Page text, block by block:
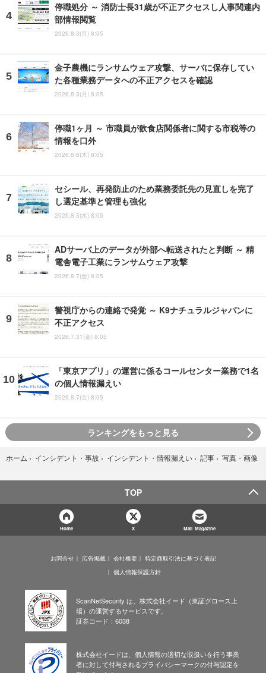
停職処分 ～ 消防士長31歳が不正アクセスし人事関連内
部情報閲覧
2026.8.3(月) 8:05
金子農機にランサムウェア攻撃、サーバに保存してい
た各種業務データへの不正アクセスを確認
2026.8.3(月) 8:05
停職1ヶ月 ～ 市職員が飲食店関係者に関する市税等の
情報を口外
2026.8.6(木) 8:05
セシール、再発防止のため業務委託先の見直しを完了
し選定基準と管理も強化
2026.8.5(水) 8:05
ADサーバ上のデータが外部へ転送されたと判断 ～ 精
電舎電子工業にランサムウェア攻撃
2026.8.7(金) 8:05
警視庁からの連絡で発覚 ～ K9ナチュラルジャパンに
不正アクセス
2026.7.31(金) 8:05
「東京アプリ」の運営に係るコールセンター業務で1名
の個人情報漏えい
2026.8.7(金) 8:05
ランキングをもっと見る
ホーム › インシデント・事故 › インシデント・情報漏えい › 記事 › 写真・画像
TOP
Home X Mail Magazine
お問合せ 広告掲載 会社概要
特定商取引法に基づく表記
個人情報保護方針
ScanNetSecurity は、株式会社イード（東証グロース上
場）の運営するサービスです。
証券コード：6038
株式会社イードは、個人情報の適切な取扱いを行う事業
者に対して付与されるプライバシーマークの付与認定を